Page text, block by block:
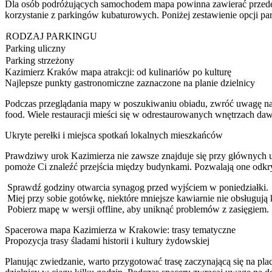
Dla osób podróżujących samochodem mapa powinna zawierać
korzystanie z parkingów kubaturowych. Poniżej zestawienie opcji
RODZAJ PARKINGU
Parking uliczny
Parking strzeżony
Kazimierz Kraków mapa atrakcji: od kulinariów po kulturę
Najlepsze punkty gastronomiczne zaznaczone na planie dzielnicy
Podczas przeglądania mapy w poszukiwaniu obiadu, zwróć uwagę
food. Wiele restauracji mieści się w odrestaurowanych wnętrzach
Ukryte perełki i miejsca spotkań lokalnych mieszkańców
Prawdziwy urok Kazimierza nie zawsze znajduje się przy
pomoże Ci znaleźć przejścia między budynkami. Pozwalają one
Sprawdź godziny otwarcia synagog przed wyjściem w poniedziałki.
Miej przy sobie gotówkę, niektóre mniejsze kawiarnie nie obsługują
Pobierz mapę w wersji offline, aby uniknąć problemów z zasięgiem.
Spacerowa mapa Kazimierza w Krakowie: trasy tematyczne
Propozycja trasy śladami historii i kultury żydowskiej
Planując zwiedzanie, warto przygotować trasę zaczynającą się na